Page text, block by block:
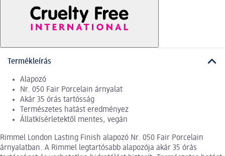
Termékleírás
Alapozó
Nr. 050 Fair Porcelain árnyalat
Akár 35 órás tartósság
Természetes hatást eredményez
Állatkísérletektől mentes, vegán
Rimmel London Lasting Finish alapozó Nr. 050 Fair Porcelain
árnyalatban. A Rimmel legtartósabb alapozója akár 35 órás